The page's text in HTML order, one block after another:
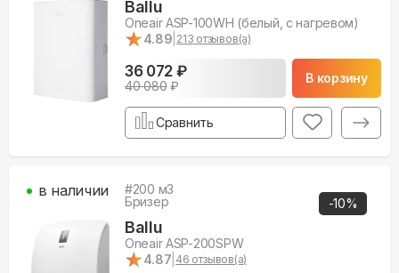
Ballu
Oneair ASP-100WH (белый, с нагревом)
★
★4.89 213 отзывов(а)
36 072 ₽
40 080₽
В корзину
Сравнить
-10%
#200 м3
Бризер
Ballu
Oneair ASP-200SPW
★
★4.87 46 отзывов(а)
в наличии